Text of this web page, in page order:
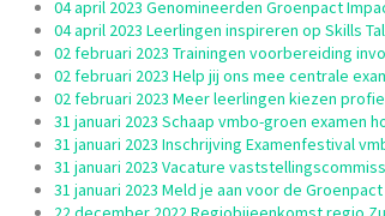
04 april 2023 Genomineerden Groenpact
04 april 2023 Leerlingen inspireren op Skills
02 februari 2023 Trainingen voorbereiding
02 februari 2023 Help jij ons mee centrale
02 februari 2023 Meer leerlingen kiezen
31 januari 2023 Schaap vmbo-groen examen
31 januari 2023 Inschrijving Examenfestival
31 januari 2023 Vacature
31 januari 2023 Meld je aan voor de